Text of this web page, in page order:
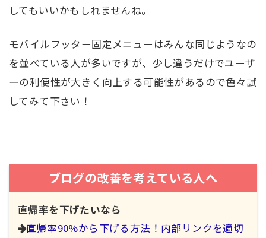
してもいいかもしれませんね。
モバイルフッター固定メニューはみんな同じようなの
を並べている人が多いですが、少し違うだけでユーザ
ーの利便性が大きく向上する可能性があるので色々試
してみて下さい！
ブログの改善を考えている人へ
直帰率を下げたいなら
直帰率90%から下げる方法！内部リンクを適切